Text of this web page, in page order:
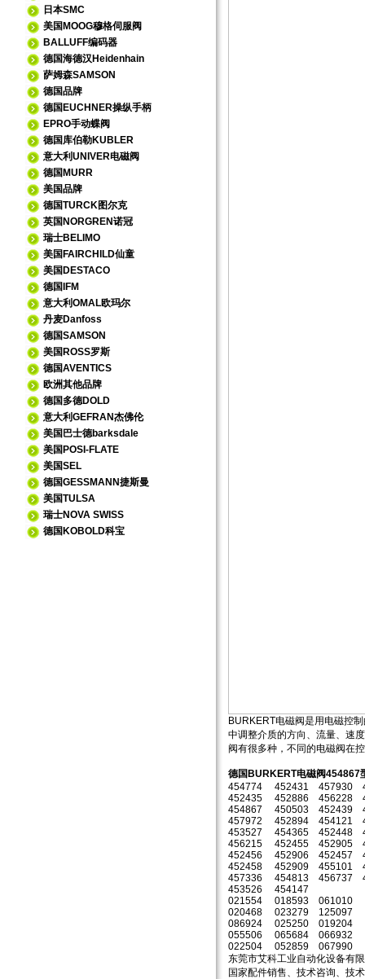
日本SMC
美国MOOG穆格伺服阀
BALLUFF编码器
德国海德汉Heidenhain
萨姆森SAMSON
德国品牌
德国EUCHNER操纵手柄
EPRO手动蝶阀
德国库伯勒KUBLER
意大利UNIVER电磁阀
德国MURR
美国品牌
德国TURCK图尔克
英国NORGREN诺冠
瑞士BELIMO
美国FAIRCHILD仙童
美国DESTACO
德国IFM
意大利OMAL欧玛尔
丹麦Danfoss
德国SAMSON
美国ROSS罗斯
德国AVENTICS
欧洲其他品牌
德国多德DOLD
意大利GEFRAN杰佛伦
美国巴士德barksdale
美国POSI-FLATE
美国SEL
德国GESSMANN捷斯曼
美国TULSA
瑞士NOVA SWISS
德国KOBOLD科宝
BURKERT电磁阀是用电磁控
中调整介质的方向、流量、速
阀有很多种，不同的电磁阀在
德国BURKERT电磁阀454867
454774 452431 457930
452435 452886 456228
454867 450503 452439
457972 452894 454121
453527 454365 452448
456215 452455 452905
452456 452906 452457
452458 452909 455101
457336 454813 456737
453526 454147
021554 018593 061010
020468 023279 125097
086924 025250 019204
055506 065684 066932
022504 052859 067990
东莞市艾科工业自动化设备有
国家配件销售、技术咨询、技